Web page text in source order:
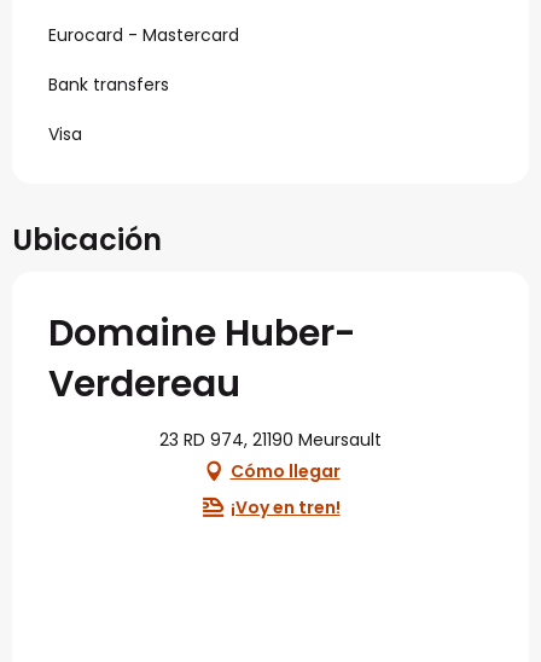
Eurocard - Mastercard
Bank transfers
Visa
Ubicación
Domaine Huber-
Verdereau
23 RD 974, 21190 Meursault
Cómo llegar
¡Voy en tren!